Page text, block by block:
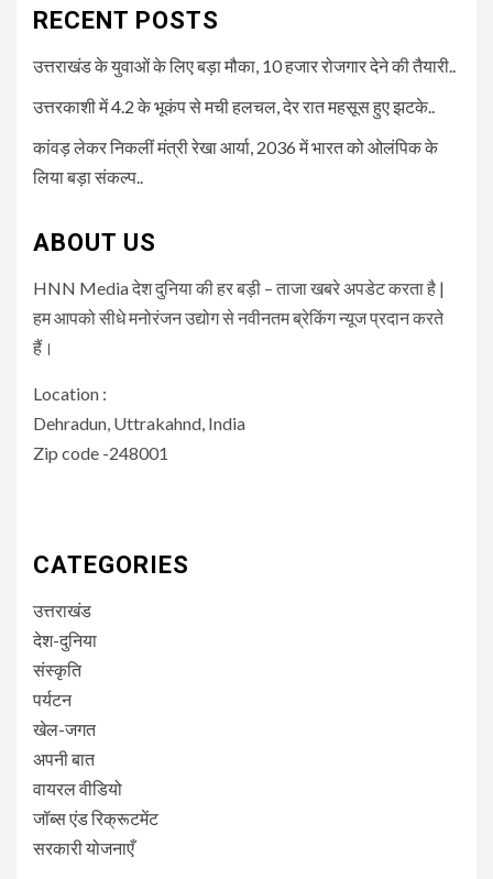
RECENT POSTS
उत्तराखंड के युवाओं के लिए बड़ा मौका, 10 हजार रोजगार देने की तैयारी..
उत्तरकाशी में 4.2 के भूकंप से मची हलचल, देर रात महसूस हुए झटके..
कांवड़ लेकर निकलीं मंत्री रेखा आर्या, 2036 में भारत को ओलंपिक के
लिया बड़ा संकल्प..
ABOUT US
HNN Media देश दुनिया की हर बड़ी – ताजा खबरे अपडेट करता है |
हम आपको सीधे मनोरंजन उद्योग से नवीनतम ब्रेकिंग न्यूज प्रदान करते
हैं।
Location :
Dehradun, Uttrakahnd, India
Zip code -248001
CATEGORIES
उत्तराखंड
देश-दुनिया
संस्कृति
पर्यटन
खेल-जगत
अपनी बात
वायरल वीडियो
जॉब्स एंड रिक्रूटमेंट
सरकारी योजनाएँ